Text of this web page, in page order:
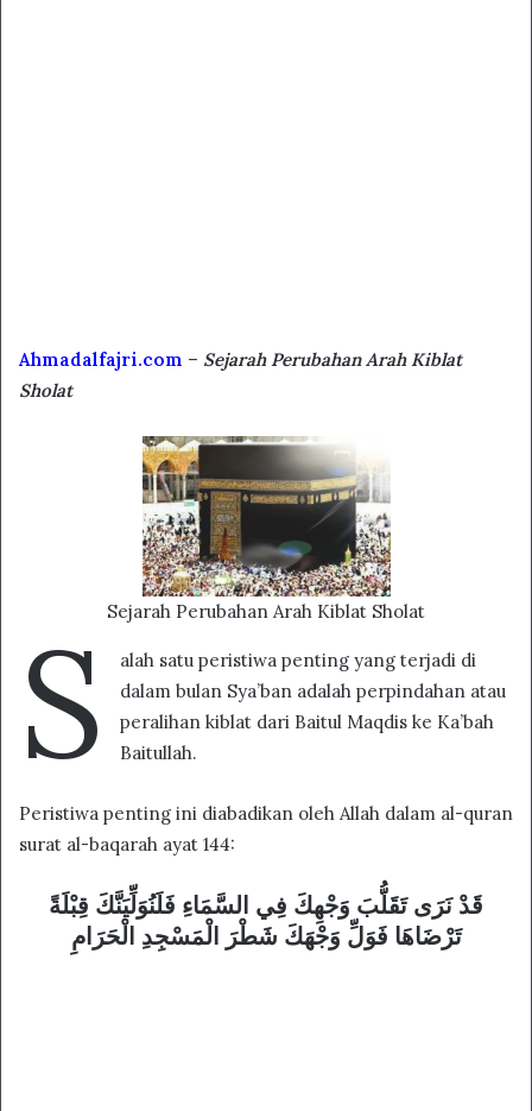
Ahmadalfajri.com – Sejarah Perubahan Arah Kiblat
Sholat
Sejarah Perubahan Arah Kiblat Sholat
S
alah satu peristiwa penting yang terjadi di
dalam bulan Sya’ban adalah perpindahan atau
peralihan kiblat dari Baitul Maqdis ke Ka’bah
Baitullah.
Peristiwa penting ini diabadikan oleh Allah dalam al-quran
surat al-baqarah ayat 144:
قَدْ نَرَى تَقَلُّبَ وَجْهِكَ فِي السَّمَاءِ فَلَنُوَلِّيَنَّكَ قِبْلَةً
تَرْضَاهَا فَوَلِّ وَجْهَكَ شَطْرَ الْمَسْجِدِ الْحَرَامِ